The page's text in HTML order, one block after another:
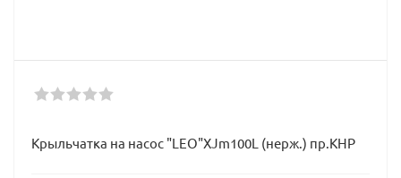
Крыльчатка на насос "LEO"XJm100L (нерж.) пр.КНР